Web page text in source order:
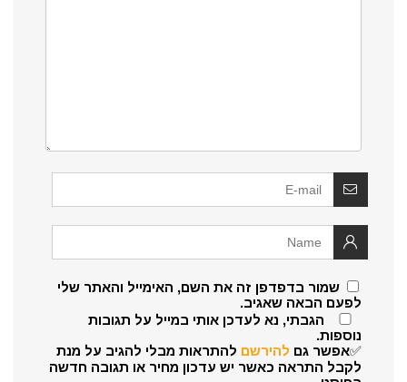
שמור בדפדפן זה את השם, האימייל והאתר שלי
לפעם הבאה שאגיב.
הגבתי, נא לעדכן אותי במייל על תגובות
נוספות.
✅אפשר גם להירשם להתראות מבלי להגיב על מנת
לקבל התראה כאשר יש עדכון מחיר או תגובה חדשה